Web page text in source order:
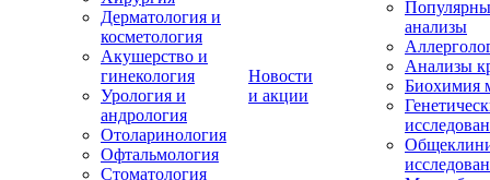
Дерматология и
косметология
Акушерство и
гинекология
Урология и
андрология
Отоларинология
Офтальмология
Стоматология
Новости
и акции
анализы
Анализы
Биохимия